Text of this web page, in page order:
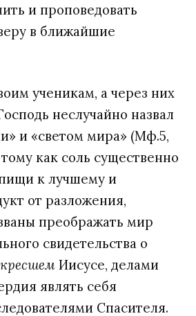
и проповедовать
в ближайшие
ученикам, а через них
неслучайно назвал
и «светом мира» (Мф.5,
как соль существенно
к лучшему и
от разложения,
преображать мир
свидетельства о
Иисусе, делами
являть себя
Спасителя.